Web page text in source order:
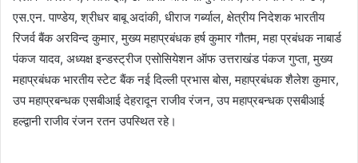
एस.एन. पाण्डेय, श्रीधर बाबू अदांकी, धीराज गर्ब्याल, क्षेत्रीय निदेशक भारतीय
रिजर्व बैंक अरविन्द कुमार, मुख्य महाप्रबंधक हर्ष कुमार गौतम, महा प्रबंधक नाबार्ड
पंकज यादव, अध्यक्ष इन्डस्ट्रीज एसोसियेशन ऑफ उत्तराखंड पंकज गुप्ता, मुख्य
महाप्रबंधक भारतीय स्टेट बैंक नई दिल्ली प्रभास बोस, महाप्रबंधक शैलेश कुमार,
उप महाप्रबन्धक एसबीआई देहरादून राजीव रंजन, उप महाप्रबन्धक एसबीआई
हल्द्वानी राजीव रंजन रतन उपस्थित रहे।